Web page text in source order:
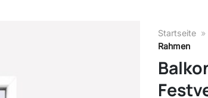
Startseite »
Rahmen